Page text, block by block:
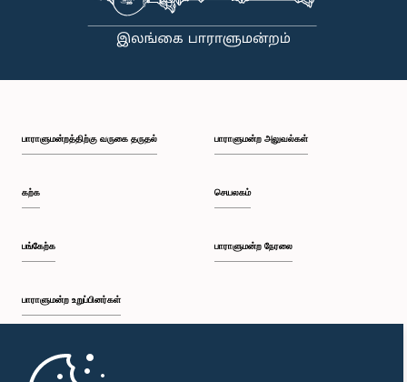
பாராளுமன்றத்திற்கு வருகை தருதல்
கற்க
பங்கேற்க
பாராளுமன்ற உறுப்பினர்கள்
முதற்பக்கம்
பாராளுமன்ற அலுவல்கள்
செயலகம்
பாராளுமன்ற நேரலை